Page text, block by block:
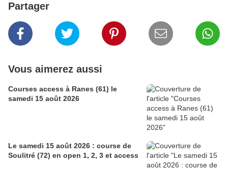
Partager
Vous aimerez aussi
Courses access à Ranes (61) le
samedi 15 août 2026
Le samedi 15 août 2026 : course de
Soulitré (72) en open 1, 2, 3 et access